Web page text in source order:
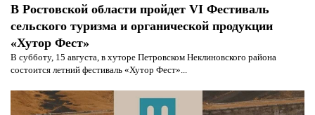
В Ростовской области пройдет VI Фестиваль
сельского туризма и органической продукции
«Хутор Фест»
В субботу, 15 августа, в хуторе Петровском Неклиновского района
состоится летний фестиваль «Хутор Фест»...